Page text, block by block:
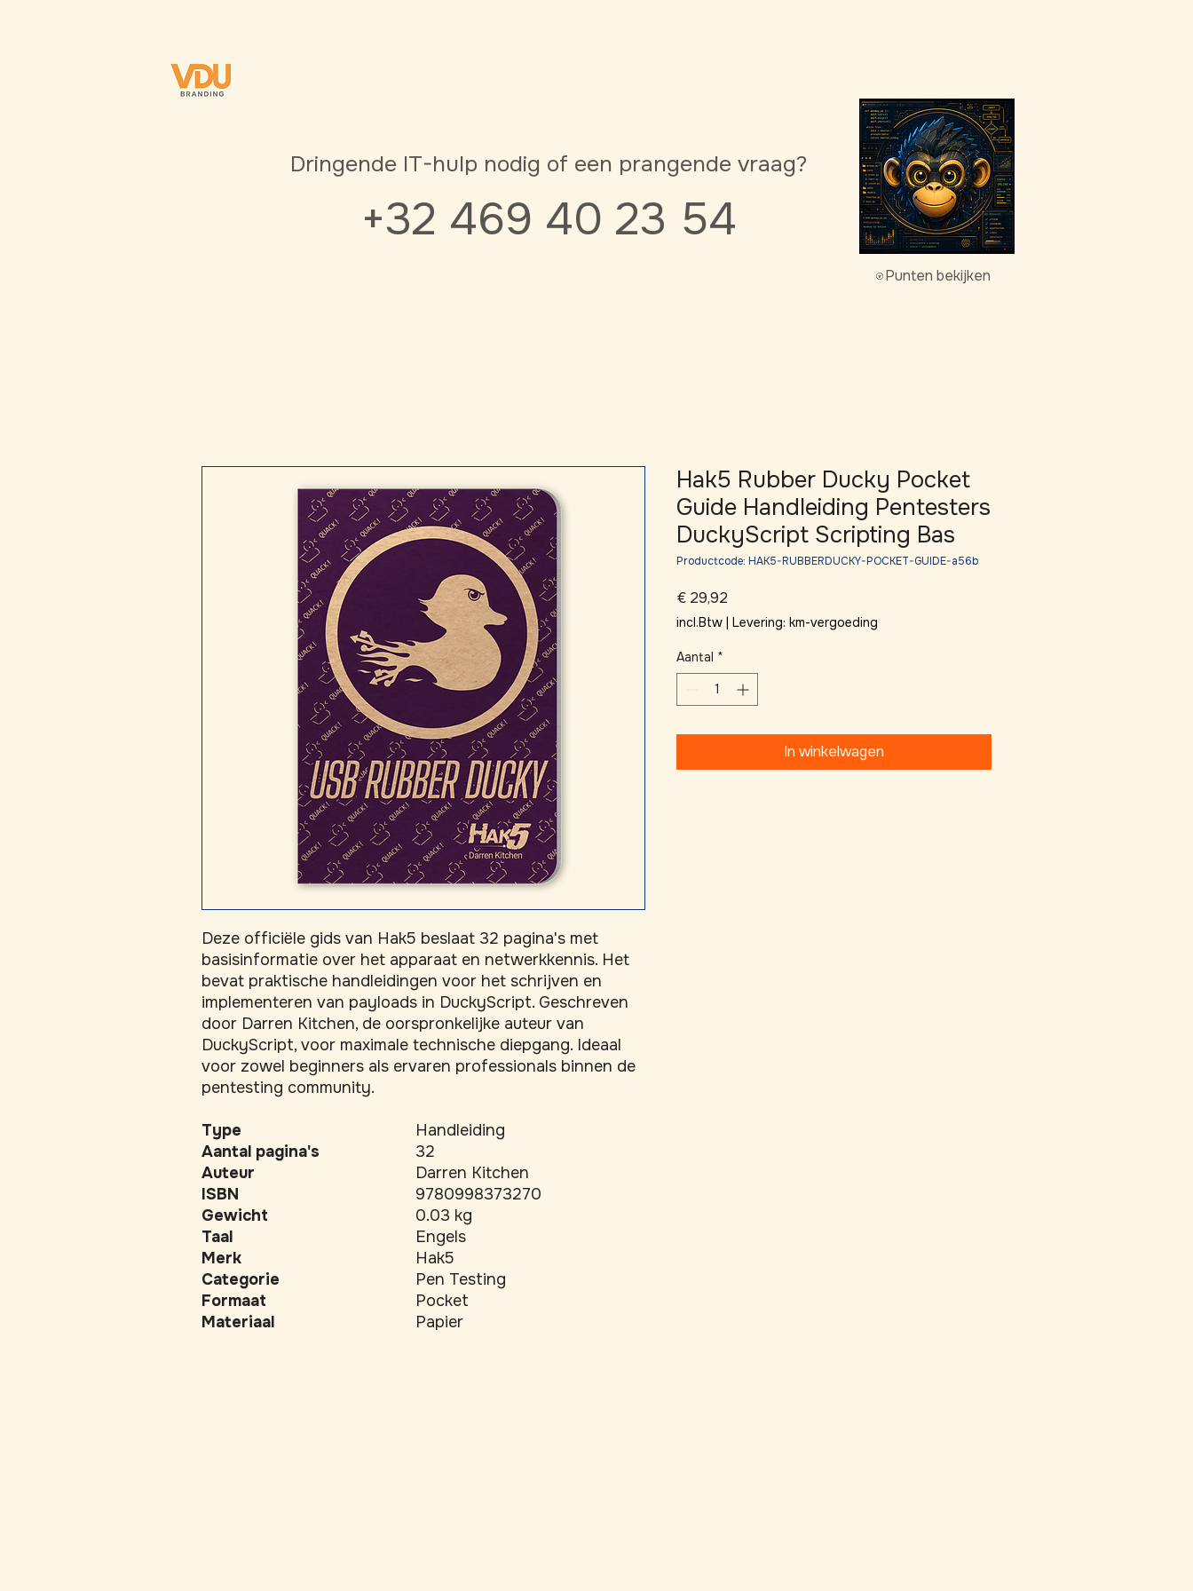
Dringende IT-hulp nodig of een prangende vraag?
+32 469 40 23 54
Punten bekijken
Deze officiële gids van Hak5 beslaat 32 pagina's met
basisinformatie over het apparaat en netwerkkennis. Het
bevat praktische handleidingen voor het schrijven en
implementeren van payloads in DuckyScript. Geschreven
door Darren Kitchen, de oorspronkelijke auteur van
DuckyScript, voor maximale technische diepgang. Ideaal
voor zowel beginners als ervaren professionals binnen de
pentesting community.
Type
Handleiding
Aantal pagina's
32
Auteur
Darren Kitchen
ISBN
9780998373270
Gewicht
0.03 kg
Taal
Engels
Merk
Hak5
Categorie
Pen Testing
Formaat
Pocket
Materiaal
Papier
Hak5 Rubber Ducky Pocket
Guide Handleiding Pentesters
DuckyScript Scripting Bas
Productcode: HAK5-RUBBERDUCKY-POCKET-GUIDE-a56b
€ 29,92
incl.Btw | Levering: km-vergoeding
Aantal *
In winkelwagen